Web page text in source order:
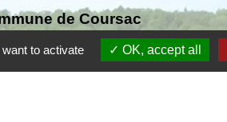
de Coursac
1 place de la Mairie
Coursac - FRANCE
to activate OK, accept all